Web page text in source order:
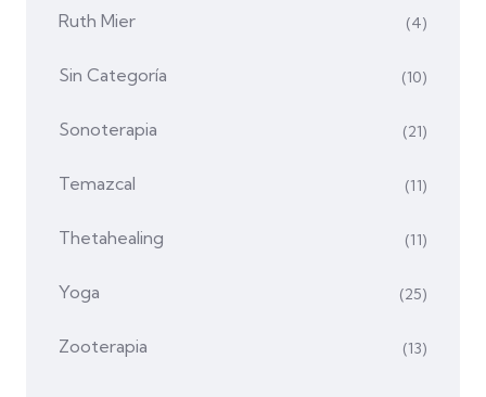
Ruth Mier (4)
Sin Categoría (10)
Sonoterapia (21)
Temazcal (11)
Thetahealing (11)
Yoga (25)
Zooterapia (13)